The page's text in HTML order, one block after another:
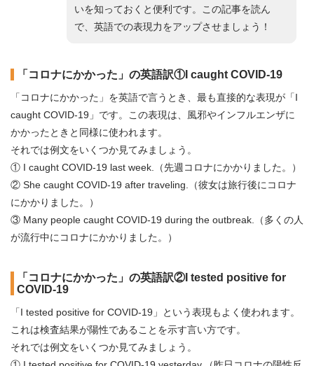
いを知っておくと便利です。この記事を読ん
で、英語での表現力をアップさせましょう！
「コロナにかかった」の英語訳①I caught COVID-19
「コロナにかかった」を英語で言うとき、最も直接的な表現が「I
caught COVID-19」です。この表現は、風邪やインフルエンザに
かかったときと同様に使われます。
それでは例文をいくつか見てみましょう。
① I caught COVID-19 last week.（先週コロナにかかりました。）
② She caught COVID-19 after traveling.（彼女は旅行後にコロナ
にかかりました。）
③ Many people caught COVID-19 during the outbreak.（多くの人
が流行中にコロナにかかりました。）
「コロナにかかった」の英語訳②I tested positive for
COVID-19
「I tested positive for COVID-19」という表現もよく使われます。
これは検査結果が陽性であることを示す言い方です。
それでは例文をいくつか見てみましょう。